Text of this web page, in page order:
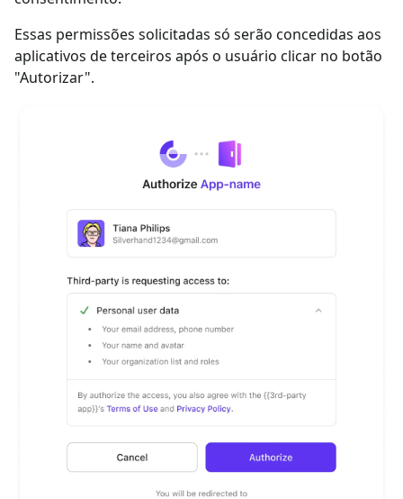
Essas permissões solicitadas só serão concedidas aos
aplicativos de terceiros após o usuário clicar no botão
"Autorizar".